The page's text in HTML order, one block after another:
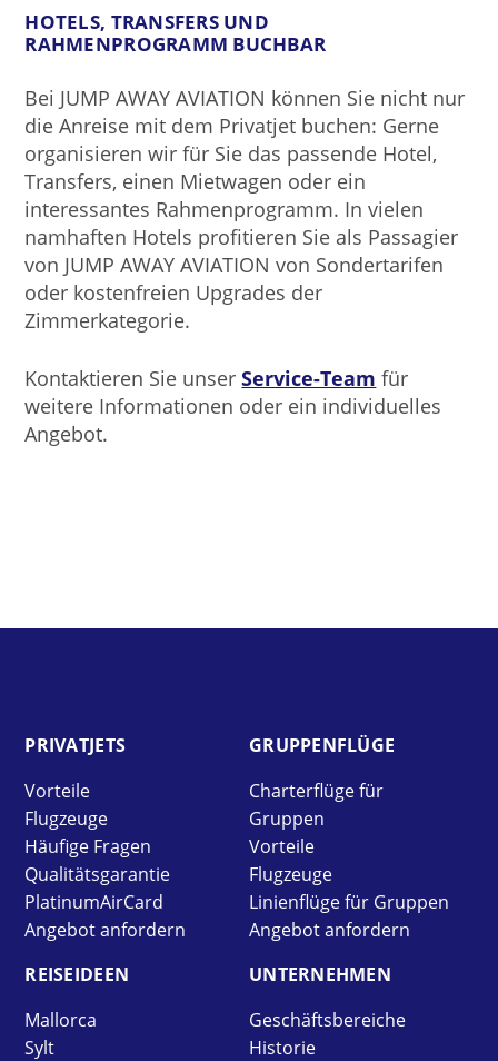
HOTELS, TRANSFERS UND
RAHMENPROGRAMM BUCHBAR
Bei JUMP AWAY AVIATION können Sie nicht nur
die Anreise mit dem Privatjet buchen: Gerne
organisieren wir für Sie das passende Hotel,
Transfers, einen Mietwagen oder ein
interessantes Rahmenprogramm. In vielen
namhaften Hotels profitieren Sie als Passagier
von JUMP AWAY AVIATION von Sondertarifen
oder kostenfreien Upgrades der
Zimmerkategorie.
Kontaktieren Sie unserService-Team für
weitere Informationen oder ein individuelles
Angebot.
PRIVAT­JETS
Vorteile
Flugzeuge
Häufige Fragen
Qualitätsgarantie
PlatinumAirCard
Angebot anfordern
GRUPPEN­FLÜGE
Charterflüge für
Gruppen
Vorteile
Flugzeuge
Linienflüge für Gruppen
Angebot anfordern
REISE­IDEEN
Mallorca
Sylt
UNTER­NEHMEN
Geschäftsbereiche
Historie